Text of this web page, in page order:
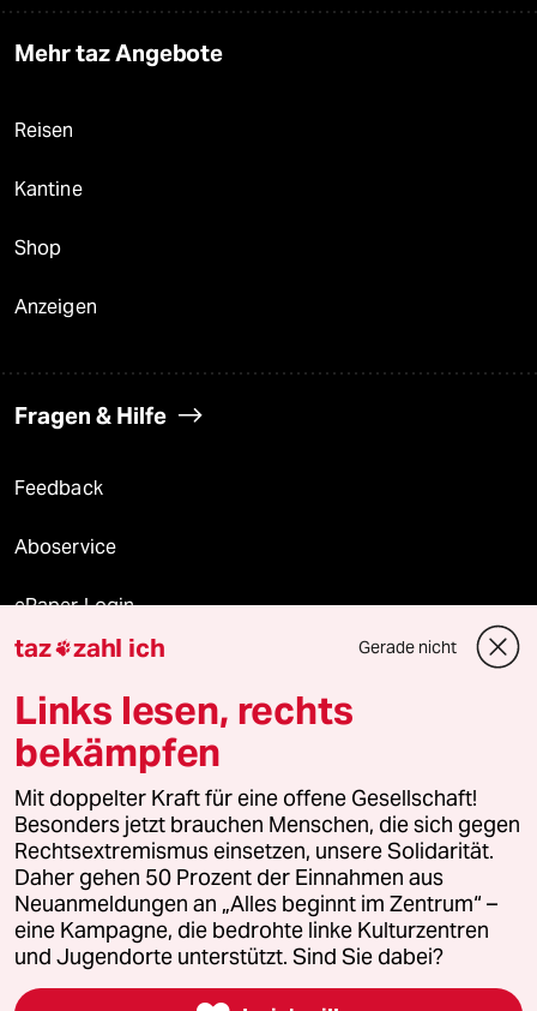
Mehr taz Angebote
Reisen
Kantine
Shop
Anzeigen
Fragen & Hilfe
Feedback
Aboservice
ePaper Login
Downloads für Abonnierende
© 2026 taz Verlags und Vertriebs GmbH
Alle Rechte vorbehalten. Bei rechtlichen Fragen oder für Genehmigungen
wenden Sie sich bitte an
lizenzen@taz.de
Feedback Redaktionsstatut Kommune-Richtlinien
Leitlinie Informant Datenschutz Impressum AGB
Seitenwende Einwilligungen widerrufen (Ads)
taz zahl ich Gerade nicht
Links lesen, rechts
bekämpfen
Mit doppelter Kraft für eine offene Gesellschaft!
Besonders jetzt brauchen Menschen, die sich gegen
Rechtsextremismus einsetzen, unsere Solidarität.
Daher gehen 50 Prozent der Einnahmen aus
Neuanmeldungen an „Alles beginnt im Zentrum“ –
eine Kampagne, die bedrohte linke Kulturzentren
und Jugendorte unterstützt. Sind Sie dabei?